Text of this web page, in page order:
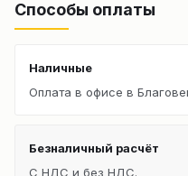
Способы оплаты
Наличные
Оплата в офисе в
Безналичный расчёт
С НДС и без НДС.